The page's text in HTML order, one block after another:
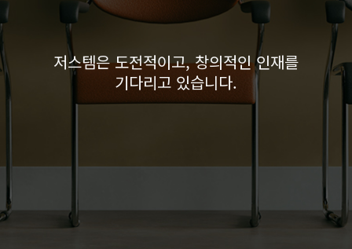
저스템은 도전적이고, 창의적인 인재를
기다리고 있습니다.